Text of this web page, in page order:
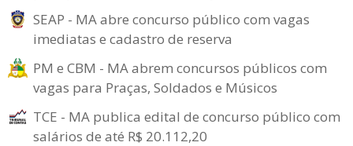
SEAP - MA abre concurso público com vagas
imediatas e cadastro de reserva
PM e CBM - MA abrem concursos públicos com
vagas para Praças, Soldados e Músicos
TCE - MA publica edital de concurso público com
salários de até R$ 20.112,20